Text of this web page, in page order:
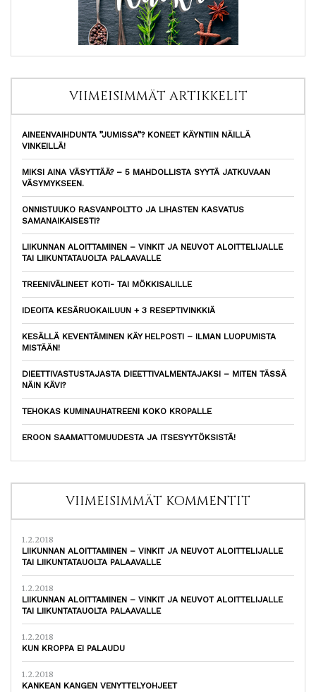
VIIMEISIMMÄT ARTIKKELIT
AINEENVAIHDUNTA ”JUMISSA”? KONEET KÄYNTIIN NÄILLÄ
VINKEILLÄ!
MIKSI AINA VÄSYTTÄÄ? – 5 MAHDOLLISTA SYYTÄ JATKUVAAN
VÄSYMYKSEEN.
ONNISTUUKO RASVANPOLTTO JA LIHASTEN KASVATUS
SAMANAIKAISESTI?
LIIKUNNAN ALOITTAMINEN – VINKIT JA NEUVOT ALOITTELIJALLE
TAI LIIKUNTATAUOLTA PALAAVALLE
TREENIVÄLINEET KOTI- TAI MÖKKISALILLE
IDEOITA KESÄRUOKAILUUN + 3 RESEPTIVINKKIÄ
KESÄLLÄ KEVENTÄMINEN KÄY HELPOSTI – ILMAN LUOPUMISTA
MISTÄÄN!
DIEETTIVASTUSTAJASTA DIEETTIVALMENTAJAKSI – MITEN TÄSSÄ
NÄIN KÄVI?
TEHOKAS KUMINAUHATREENI KOKO KROPALLE
EROON SAAMATTOMUUDESTA JA ITSESYYTÖKSISTÄ!
VIIMEISIMMÄT KOMMENTIT
1.2.2018
LIIKUNNAN ALOITTAMINEN – VINKIT JA NEUVOT ALOITTELIJALLE
TAI LIIKUNTATAUOLTA PALAAVALLE
1.2.2018
LIIKUNNAN ALOITTAMINEN – VINKIT JA NEUVOT ALOITTELIJALLE
TAI LIIKUNTATAUOLTA PALAAVALLE
1.2.2018
KUN KROPPA EI PALAUDU
1.2.2018
KANKEAN KANGEN VENYTTELYOHJEET